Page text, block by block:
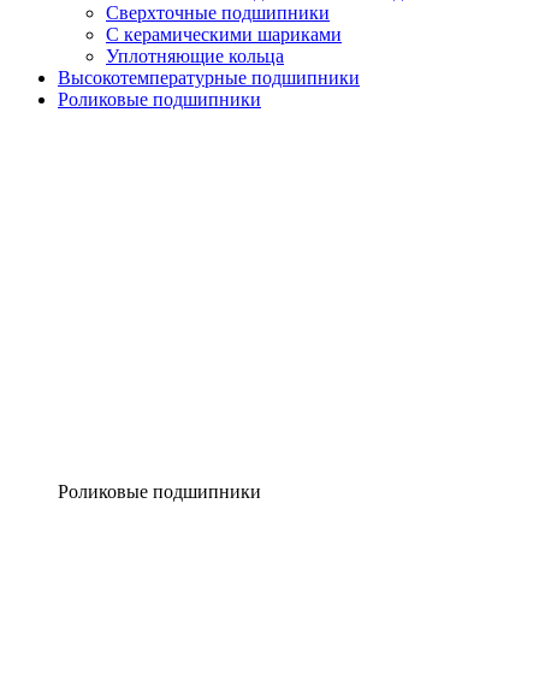
Сверхточные подшипники
С керамическими шариками
Уплотняющие кольца
Высокотемпературные подшипники
Роликовые подшипники
Роликовые подшипники